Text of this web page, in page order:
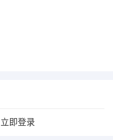
立即登录